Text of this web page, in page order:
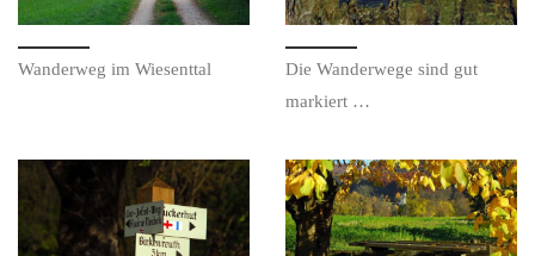
Wan­der­weg im Wiesenttal
Die Wan­der­we­ge sind gut
markiert …